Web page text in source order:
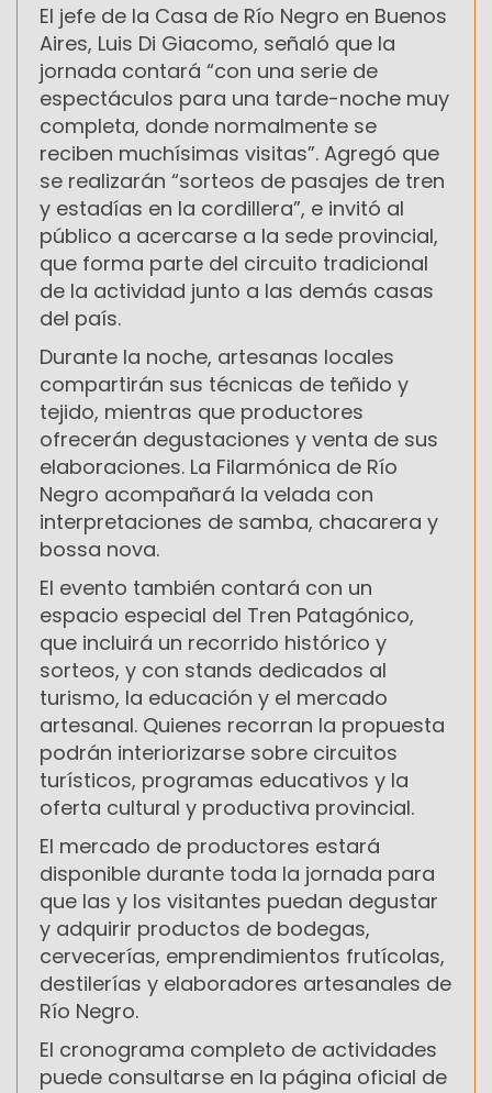
El jefe de la Casa de Río Negro en Buenos
Aires, Luis Di Giacomo, señaló que la
jornada contará “con una serie de
espectáculos para una tarde-noche muy
completa, donde normalmente se
reciben muchísimas visitas”. Agregó que
se realizarán “sorteos de pasajes de tren
y estadías en la cordillera”, e invitó al
público a acercarse a la sede provincial,
que forma parte del circuito tradicional
de la actividad junto a las demás casas
del país.
Durante la noche, artesanas locales
compartirán sus técnicas de teñido y
tejido, mientras que productores
ofrecerán degustaciones y venta de sus
elaboraciones. La Filarmónica de Río
Negro acompañará la velada con
interpretaciones de samba, chacarera y
bossa nova.
El evento también contará con un
espacio especial del Tren Patagónico,
que incluirá un recorrido histórico y
sorteos, y con stands dedicados al
turismo, la educación y el mercado
artesanal. Quienes recorran la propuesta
podrán interiorizarse sobre circuitos
turísticos, programas educativos y la
oferta cultural y productiva provincial.
El mercado de productores estará
disponible durante toda la jornada para
que las y los visitantes puedan degustar
y adquirir productos de bodegas,
cervecerías, emprendimientos frutícolas,
destilerías y elaboradores artesanales de
Río Negro.
El cronograma completo de actividades
puede consultarse en la página oficial de